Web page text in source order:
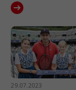
29.07.2023